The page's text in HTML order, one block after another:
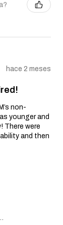
hace 2 meses
non-
younger and
There were
and then
States